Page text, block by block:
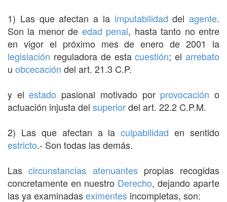
1) Las que afectan a la imputabilidad del agente.
Son la menor de edad penal, hasta tanto no entre
en vigor el próximo mes de enero de 2001 la
legislación reguladora de estacuestión; elarrebato
u obcecación del art. 21.3 C.P.
y elestado pasional motivado por provocación o
actuación injusta del superiordel art. 22.2 C.P.M.
2) Las que afectan a laculpabilidad en sentido
estricto.- Son todas las demás.
Lascircunstancias atenuantespropias recogidas
concretamente en nuestro Derecho, dejando aparte
las ya examinadaseximentes incompletas, son: